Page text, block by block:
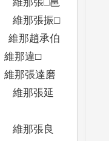
張□邕
張振□
趙承伯
違□
張達磨
張延
張良